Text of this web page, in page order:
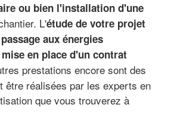
ou bien l'installation d'une
L'étude de votre projet
passage aux énergies
mise en place d'un contrat
prestations encore sont des
être réalisées par les experts en
que vous trouverez à